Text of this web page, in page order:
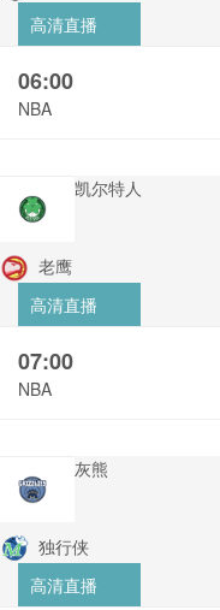
高清直播
06:00
NBA
凯尔特人
老鹰
高清直播
07:00
NBA
灰熊
独行侠
高清直播